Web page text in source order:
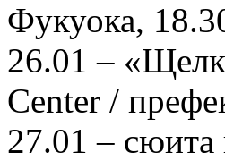
Фукуока,
26.01 –
Center /
27.01 – сюита